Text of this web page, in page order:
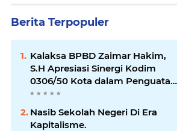
Berita Terpopuler
Kalaksa BPBD Zaimar Hakim,
S.H Apresiasi Sinergi Kodim
0306/50 Kota dalam Penguatan
Mitigasi dan Penanganan
Bencana
Nasib Sekolah Negeri Di Era
Kapitalisme.